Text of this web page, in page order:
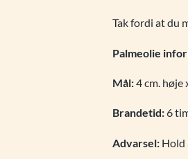
Tak fordi at du
Palmeolie
Mål:4 cm. høje
Brandetid:6
Advarsel: Hold